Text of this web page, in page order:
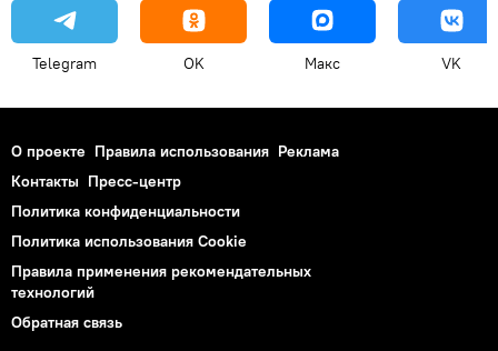
Telegram OK Макс VK
О проекте Правила использования Реклама
Контакты Пресс-центр
Политика конфиденциальности
Политика использования Cookie
Правила применения рекомендательных
технологий
Обратная связь